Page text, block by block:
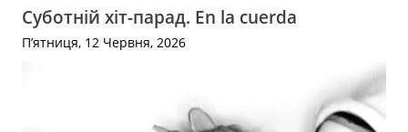
Суботній хіт-парад. En la cuerda
П’ятниця, 12 Червня, 2026